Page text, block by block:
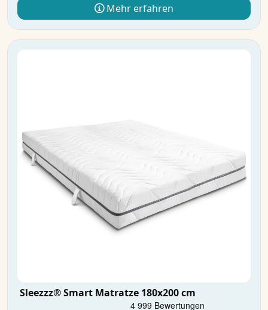
Mehr erfahren
Sleezzz® Smart Matratze 180x200 cm